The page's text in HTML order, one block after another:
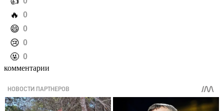
️🔥 0
️😄 0
️😢 0
️🤬 0
комментарии